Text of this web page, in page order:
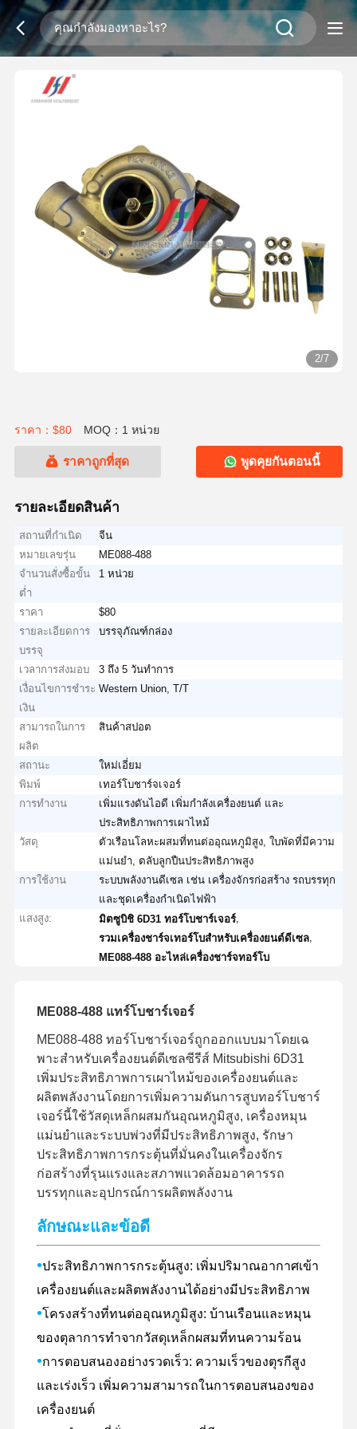
2/7
ราคา：$80 MOQ：1 หน่วย
ราคาถูกที่สุด พูดคุยกันตอนนี้
รายละเอียดสินค้า
สถานที่กำเนิด
จีน
หมายเลขรุ่น
ME088-488
จำนวนสั่งซื้อขั้น
ต่ำ
1 หน่วย
ราคา
$80
รายละเอียดการ
บรรจุ
บรรจุภัณฑ์กล่อง
เวลาการส่งมอบ
3 ถึง 5 วันทำการ
เงื่อนไขการชำระ
เงิน
Western Union, T/T
สามารถในการ
ผลิต
สินค้าสปอต
สถานะ
ใหม่เอี่ยม
พิมพ์
เทอร์โบชาร์จเจอร์
การทำงาน
เพิ่มแรงดันไอดี เพิ่มกำลังเครื่องยนต์ และ
ประสิทธิภาพการเผาไหม้
วัสดุ
ตัวเรือนโลหะผสมที่ทนต่ออุณหภูมิสูง, ใบพัดที่มีความ
แม่นยำ, ตลับลูกปืนประสิทธิภาพสูง
การใช้งาน
ระบบพลังงานดีเซล เช่น เครื่องจักรก่อสร้าง รถบรรทุก
และชุดเครื่องกำเนิดไฟฟ้า
แสงสูง:
มิตซูบิชิ 6D31 ทอร์โบชาร์เจอร์,
รวมเครื่องชาร์จเทอร์โบสําหรับเครื่องยนต์ดีเซล
ME088-488 อะไหล่เครื่องชาร์จทอร์โบ
ME088-488 แทร์โบชาร์เจอร์
ME088-488 ทอร์โบชาร์เจอร์ถูกออกแบบมาโดยเฉ
พาะสําหรับเครื่องยนต์ดีเซลซีรีส์ Mitsubishi 6D31
เพิ่มประสิทธิภาพการเผาไหม้ของเครื่องยนต์และ
ผลิตพลังงานโดยการเพิ่มความดันการสูบทอร์โบชาร์
เจอร์นี้ใช้วัสดุเหล็กผสมกันอุณหภูมิสูง, เครื่องหมุน
แม่นยําและระบบพ่วงที่มีประสิทธิภาพสูง, รักษา
ประสิทธิภาพการกระตุ้นที่มั่นคงในเครื่องจักร
ก่อสร้างที่รุนแรงและสภาพแวดล้อมอาคารรถ
บรรทุกและอุปกรณ์การผลิตพลังงาน
ลักษณะและข้อดี
•ประสิทธิภาพการกระตุ้นสูง: เพิ่มปริมาณอากาศเข้า
เครื่องยนต์และผลิตพลังงานได้อย่างมีประสิทธิภาพ
•โครงสร้างที่ทนต่ออุณหภูมิสูง: บ้านเรือนและหมุน
ของตุลาการทําจากวัสดุเหล็กผสมที่ทนความร้อน
•การตอบสนองอย่างรวดเร็ว: ความเร็วของตุรกีสูง
และเร่งเร็ว เพิ่มความสามารถในการตอบสนองของ
เครื่องยนต์